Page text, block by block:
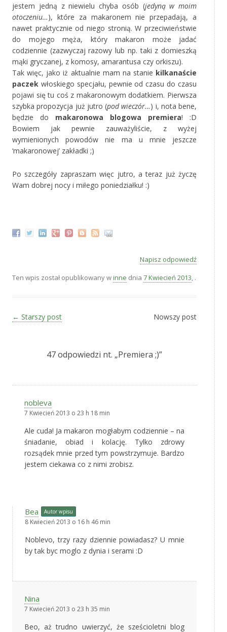
jestem jedną z niewielu chyba osób (jedyną w moim
otoczeniu…), które za makaronem nie przepadają, a
nawet praktycznie od niego stronią. W przeciwieństwie
do mojego męża, który makaron może jadać
codziennie (zazwyczaj razowy lub np. taki z domieszką
mąki gryczanej, z komosy, amarantusa czy orkiszu).
Tak więc, jako iż aktualnie mam na stanie kilkanaście
paczek włoskiego specjału, pewnie od czasu do czasu
pojawi się tu coś z makaronowym dodatkiem. Pierwsza
szybka propozycja już jutro (pod wieczór…) i, nota bene,
będzie do makaronowa blogowa premiera! :D
Bowiem jak pewnie zauważyliście, z wyżej
wymienionych powodów nie ma u mnie jeszcze
‘makaronowej’ zakładki ;)
Po szczegóły zapraszam więc jutro, a teraz już życzę
Wam dobrej nocy i miłego poniedziałku! :)
Napisz odpowiedź
Ten wpis został opublikowany winne dnia 7 Kwiecień 2013, .
Zobacz wpisy
← Starszy post Nowszy post
47 odpowiedzi nt. „Premiera ;)”
nobleva
7 Kwiecień 2013 o 23 h 18 min
Ale cuda! Ja makaron mogłabym codziennie – na
śniadanie, obiad i kolację. Tylko zdrowy
rozsądek mnie przed tym powstrzymuje. Bardzo
jestem ciekawa co z nimi zrobisz.
Bea Autor wpisu
8 Kwiecień 2013 o 16 h 46 min
Noblevo, trzy razy dziennie powiadasz? U mnie
by tak byc moglo z dynia i serami :D
Nina
7 Kwiecień 2013 o 23 h 35 min
Beo, aż trudno uwierzyć, że sześcioletni blog